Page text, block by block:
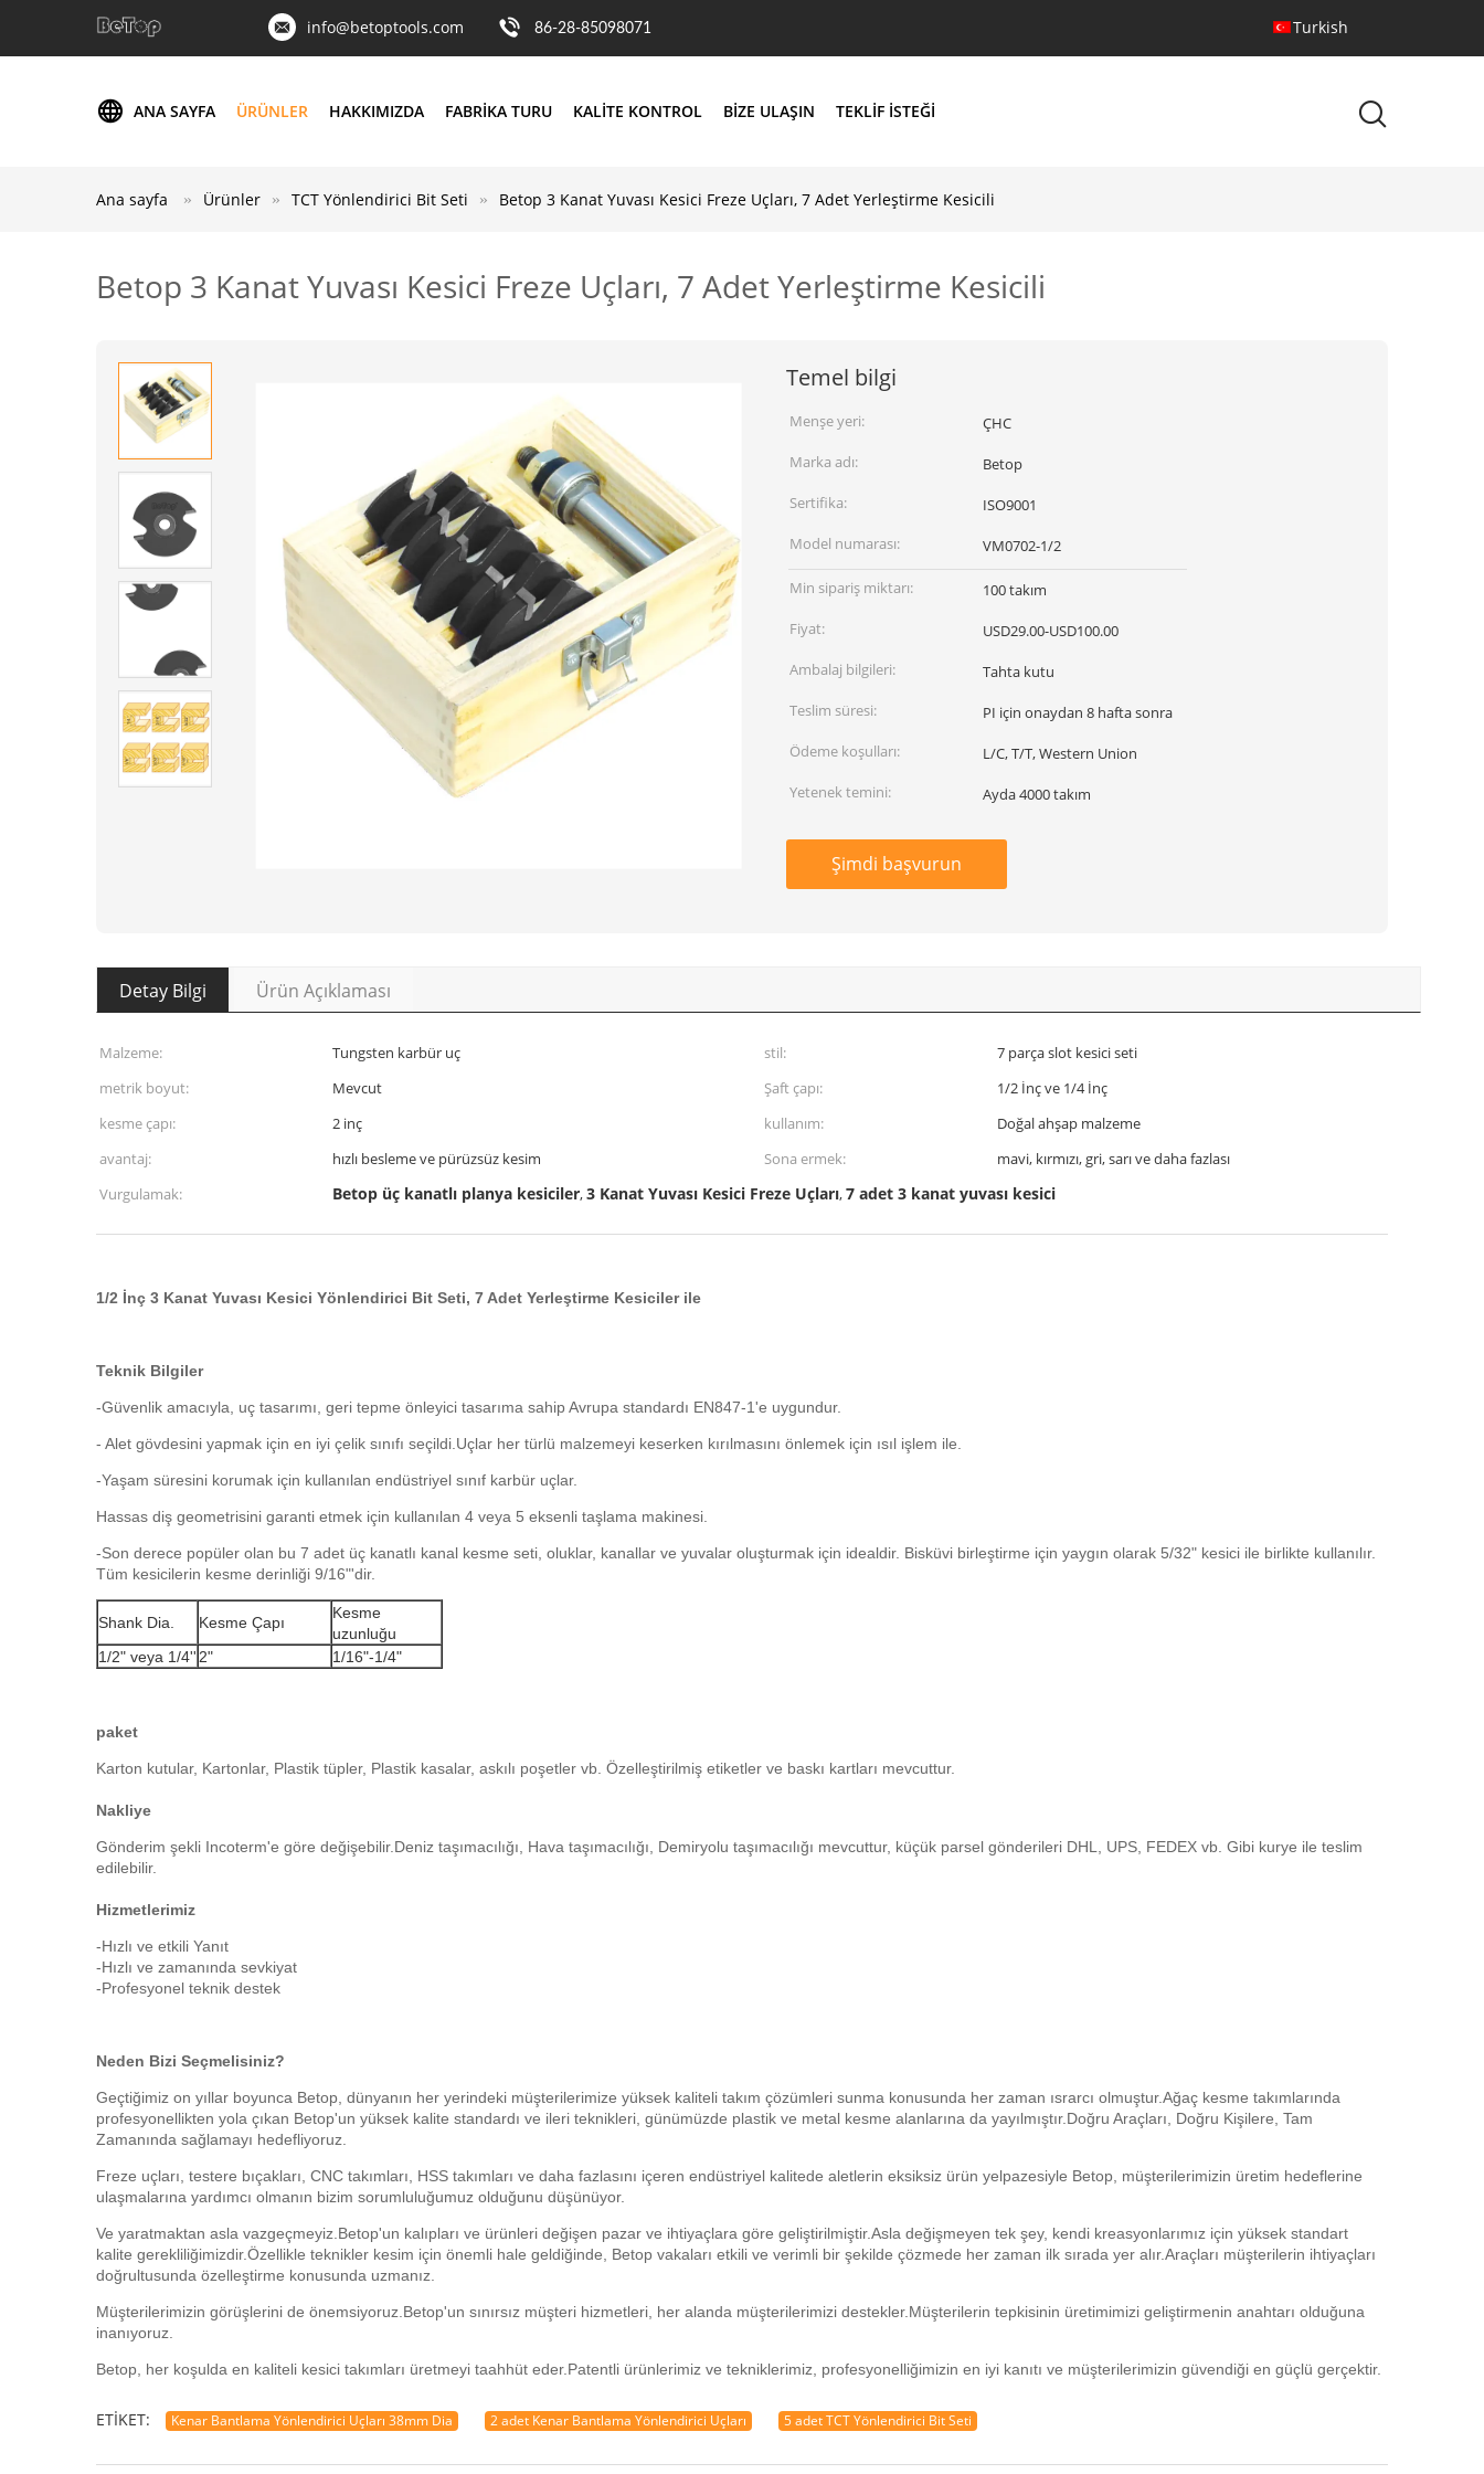
info@betoptools.com 86-28-85098071 Turkish
ANA SAYFA ÜRÜNLER HAKKIMIZDA FABRIKA TURU KALITE KONTROL BIZE ULAŞIN TEKLIF ISTEĞI
Ana sayfa Ürünler TCT Yönlendirici Bit Seti Betop 3 Kanat Yuvası Kesici Freze Uçları, 7 Adet Yerleştirme Kesicili
Betop 3 Kanat Yuvası Kesici Freze Uçları, 7 Adet Yerleştirme Kesicili
Temel bilgi
Menşe yeri:
ÇHC
Marka adı:
Betop
Sertifika:
ISO9001
Model numarası:
VM0702-1/2
Min sipariş miktarı:
100 takım
Fiyat:
USD29.00-USD100.00
Ambalaj bilgileri:
Tahta kutu
Teslim süresi:
PI için onaydan 8 hafta sonra
Ödeme koşulları:
L/C, T/T, Western Union
Yetenek temini:
Ayda 4000 takım
Şimdi başvurun
Detay Bilgi Ürün Açıklaması
Malzeme: Tungsten karbür uç stil:
7 parça slot kesici seti
metrik boyut:
Mevcut Şaft çapı:
1/2 İnç ve 1/4 İnç
kesme çapı:
2 inç kullanım:
Doğal ahşap malzeme
avantaj:
hızlı besleme ve pürüzsüz kesim Sona ermek:
mavi, kırmızı, gri, sarı ve daha fazlası
Vurgulamak:
Betop üç kanatlı planya kesiciler,3 Kanat Yuvası Kesici Freze Uçları,7 adet 3 kanat yuvası kesici
1/2 İnç 3 Kanat Yuvası Kesici Yönlendirici Bit Seti, 7 Adet Yerleştirme Kesiciler ile
Teknik Bilgiler
-Güvenlik amacıyla, uç tasarımı, geri tepme önleyici tasarıma sahip Avrupa standardı EN847-1'e uygundur.
- Alet gövdesini yapmak için en iyi çelik sınıfı seçildi.Uçlar her türlü malzemeyi keserken kırılmasını önlemek için ısıl işlem ile.
-Yaşam süresini korumak için kullanılan endüstriyel sınıf karbür uçlar.
Hassas diş geometrisini garanti etmek için kullanılan 4 veya 5 eksenli taşlama makinesi.
-Son derece popüler olan bu 7 adet üç kanatlı kanal kesme seti, oluklar, kanallar ve yuvalar oluşturmak için idealdir. Bisküvi birleştirme için yaygın olarak 5/32" kesici ile birlikte kullanılır.
Tüm kesicilerin kesme derinliği 9/16"'dir.
Shank Dia. Kesme Çapı
Kesme
uzunluğu
1/2" veya 1/4'' 2" 1/16"-1/4"
paket
Karton kutular, Kartonlar, Plastik tüpler, Plastik kasalar, askılı poşetler vb. Özelleştirilmiş etiketler ve baskı kartları mevcuttur.
Nakliye
Gönderim şekli Incoterm'e göre değişebilir.Deniz taşımacılığı, Hava taşımacılığı, Demiryolu taşımacılığı mevcuttur, küçük parsel gönderileri DHL, UPS, FEDEX vb. Gibi kurye ile teslim
edilebilir.
Hizmetlerimiz
-Hızlı ve etkili Yanıt
-Hızlı ve zamanında sevkiyat
-Profesyonel teknik destek
Neden Bizi Seçmelisiniz?
Geçtiğimiz on yıllar boyunca Betop, dünyanın her yerindeki müşterilerimize yüksek kaliteli takım çözümleri sunma konusunda her zaman ısrarcı olmuştur.Ağaç kesme takımlarında
profesyonellikten yola çıkan Betop'un yüksek kalite standardı ve ileri teknikleri, günümüzde plastik ve metal kesme alanlarına da yayılmıştır.Doğru Araçları, Doğru Kişilere, Tam
Zamanında sağlamayı hedefliyoruz.
Freze uçları, testere bıçakları, CNC takımları, HSS takımları ve daha fazlasını içeren endüstriyel kalitede aletlerin eksiksiz ürün yelpazesiyle Betop, müşterilerimizin üretim hedeflerine
ulaşmalarına yardımcı olmanın bizim sorumluluğumuz olduğunu düşünüyor.
Ve yaratmaktan asla vazgeçmeyiz.Betop'un kalıpları ve ürünleri değişen pazar ve ihtiyaçlara göre geliştirilmiştir.Asla değişmeyen tek şey, kendi kreasyonlarımız için yüksek standart
kalite gerekliliğimizdir.Özellikle teknikler kesim için önemli hale geldiğinde, Betop vakaları etkili ve verimli bir şekilde çözmede her zaman ilk sırada yer alır.Araçları müşterilerin ihtiyaçları
doğrultusunda özelleştirme konusunda uzmanız.
Müşterilerimizin görüşlerini de önemsiyoruz.Betop'un sınırsız müşteri hizmetleri, her alanda müşterilerimizi destekler.Müşterilerin tepkisinin üretimimizi geliştirmenin anahtarı olduğuna
inanıyoruz.
Betop, her koşulda en kaliteli kesici takımları üretmeyi taahhüt eder.Patentli ürünlerimiz ve tekniklerimiz, profesyonelliğimizin en iyi kanıtı ve müşterilerimizin güvendiği en güçlü gerçektir.
ETIKET: Kenar Bantlama Yönlendirici Uçları 38mm Dia 2 adet Kenar Bantlama Yönlendirici Uçları 5 adet TCT Yönlendirici Bit Seti